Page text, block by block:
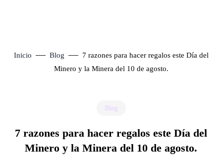
Inicio Blog
7 razones para hacer regalos este Día del
Minero y la Minera del 10 de agosto.
Blog
7 razones para hacer regalos este Día del
Minero y la Minera del 10 de agosto.